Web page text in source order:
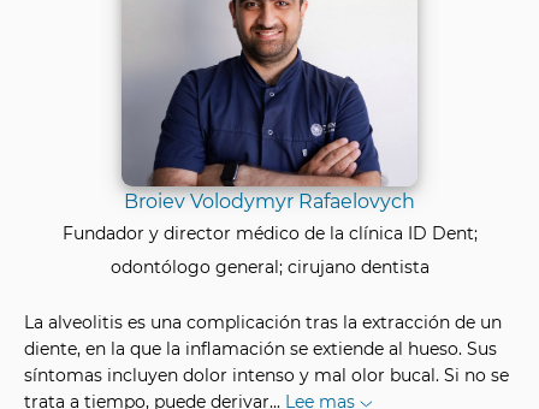
Broiev Volodymyr Rafaelovych
Fundador y director médico de la clínica ID Dent;
odontólogo general; cirujano dentista
La alveolitis es una complicación tras la extracción de un
diente, en la que la inflamación se extiende al hueso. Sus
síntomas incluyen dolor intenso y mal olor bucal. Si no se
trata a tiempo, puede derivar... Lee mas